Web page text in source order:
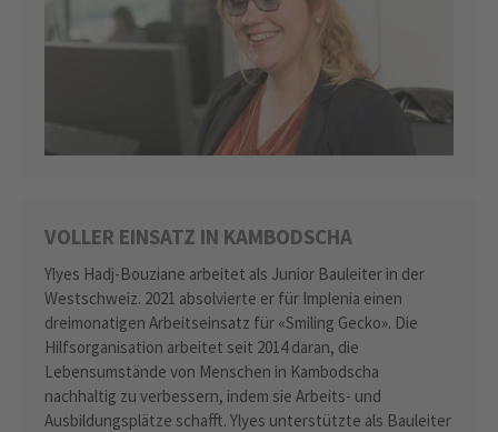
VOLLER EINSATZ IN KAMBODSCHA
Ylyes Hadj-Bouziane arbeitet als Junior Bauleiter in der
Westschweiz. 2021 absolvierte er für Implenia einen
dreimonatigen Arbeitseinsatz für «Smiling Gecko». Die
Hilfsorganisation arbeitet seit 2014 daran, die
Lebensumstände von Menschen in Kambodscha
nachhaltig zu verbessern, indem sie Arbeits- und
Ausbildungsplätze schafft. Ylyes unterstützte als Bauleiter